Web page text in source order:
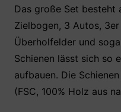
Das große Set besteht
Zielbogen, 3 Autos,
Überholfelder und
Schienen lässt sich so
aufbauen. Die
(FSC, 100% Holz aus